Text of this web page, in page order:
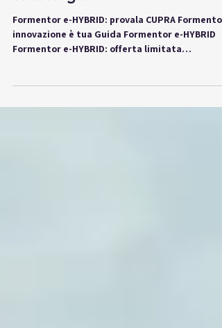
HYBRID: prestazioni e
tecnologia
Formentor e-HYBRID: provala CUPRA Formentor:
Formentor e-HYBRID: offerta limitata